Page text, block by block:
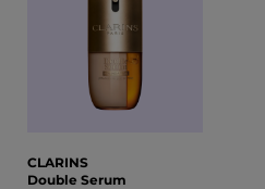
CLARINS
Double Serum